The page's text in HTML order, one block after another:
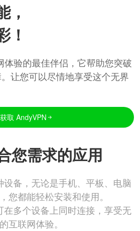
，
！
体验的最佳伴侣，它帮助您突破
让您可以尽情地享受这个无界
获取 AndyVPN
您需求的应用
备，无论是手机、平板、电脑
您都能轻松安装和使用。
多个设备上同时连接，享受无
互联网体验。